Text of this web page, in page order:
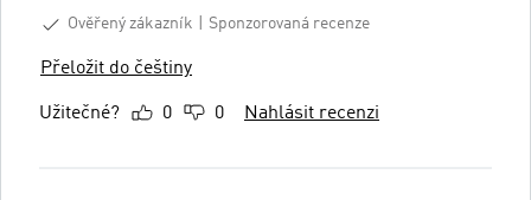
Ověřený zákazník
Sponzorovaná recenze
Přeložit do češtiny
Užitečné? 0 0 Nahlásit recenzi